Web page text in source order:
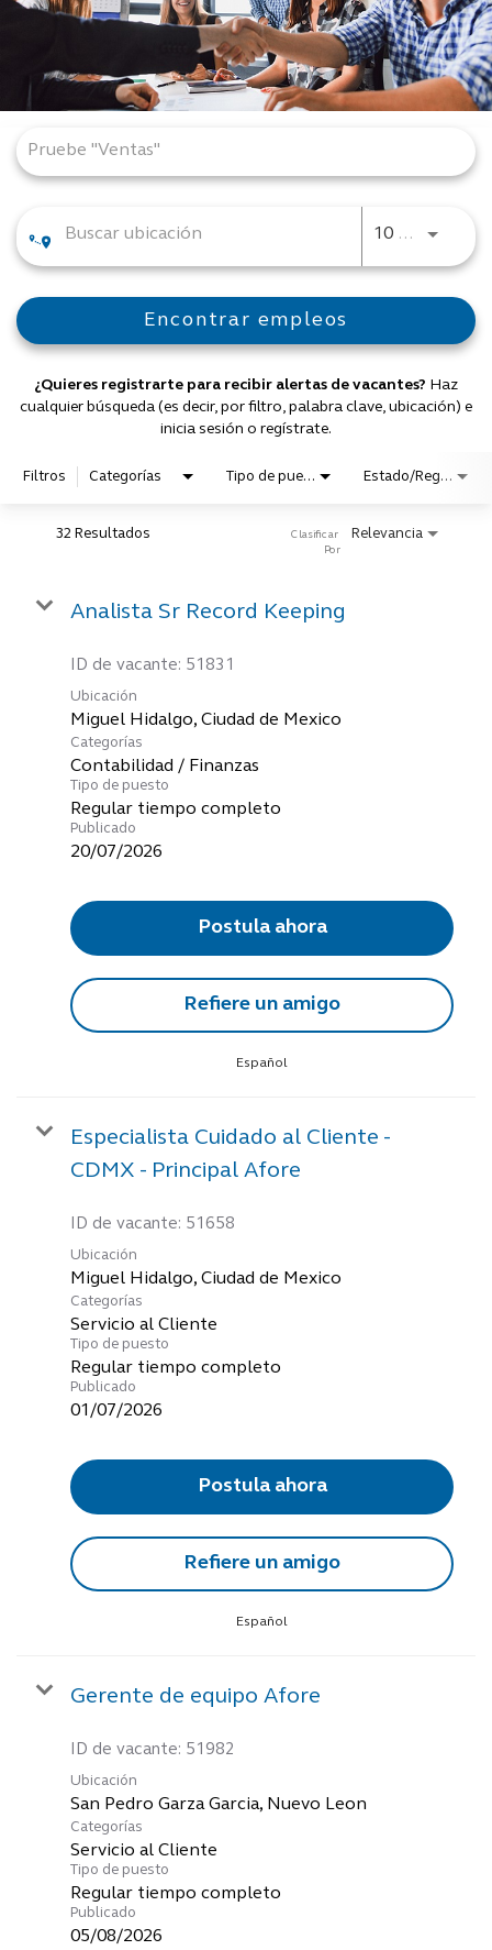
Job Search Page
10 KM
Encontrar empleos
¿Quieres registrarte para recibir alertas de vacantes? Haz
cualquier búsqueda (es decir, por filtro, palabra clave, ubicación) e
inicia sesión o regístrate.
Filtros Categorías Tipo de puesto Estado/Región
32 Resultados Relevancia
Clasificar
Por
Analista Sr Record Keeping
ID de vacante: 51831
Ubicación
Categorías
Contabilidad / Finanzas
Tipo de puesto
Regular tiempo completo
Publicado
20/07/2026
Postula ahora
Refiere un amigo
Español
Especialista Cuidado al Cliente -
CDMX - Principal Afore
ID de vacante: 51658
Ubicación
Categorías
Servicio al Cliente
Tipo de puesto
Regular tiempo completo
Publicado
01/07/2026
Postula ahora
Refiere un amigo
Español
Gerente de equipo Afore
ID de vacante: 51982
Ubicación
Categorías
Servicio al Cliente
Tipo de puesto
Regular tiempo completo
Publicado
05/08/2026